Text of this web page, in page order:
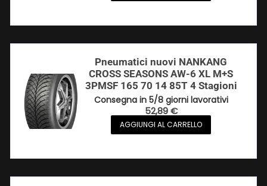
Pneumatici nuovi NANKANG
CROSS SEASONS AW-6 XL M+S
3PMSF 165 70 14 85T 4 Stagioni
Consegna in 5/8 giorni lavorativi
52,89€
AGGIUNGI AL CARRELLO